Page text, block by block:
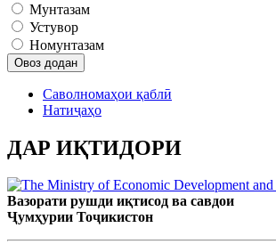
Мунтазам
Устувор
Номунтазам
Саволномаҳои қаблӣ
Натиҷаҳо
ДАР ИҚТИДОРИ
Вазорати рушди иқтисод ва савдои
Ҷумҳурии Тоҷикистон